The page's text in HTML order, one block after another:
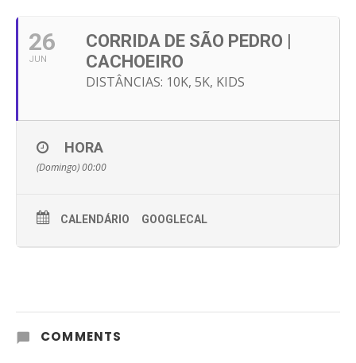
26
JUN
CORRIDA DE SÃO PEDRO |
CACHOEIRO
DISTÂNCIAS: 10K, 5K, KIDS
HORA
(Domingo) 00:00
CALENDÁRIO GOOGLECAL
COMMENTS